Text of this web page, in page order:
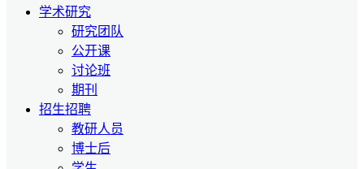
学术研究
研究团队
公开课
讨论班
期刊
招生招聘
教研人员
博士后